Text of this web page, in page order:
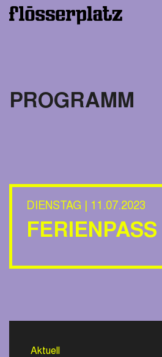
PROGRAMM
DIENSTAG | 11.07.2023
FERIENPASS
Aktuell